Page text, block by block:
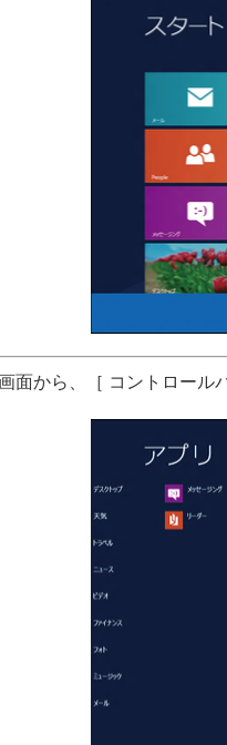
面から、［ コントロール